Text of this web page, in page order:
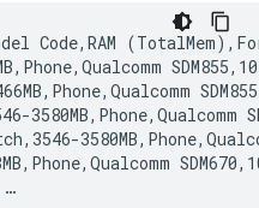
Code,RAM